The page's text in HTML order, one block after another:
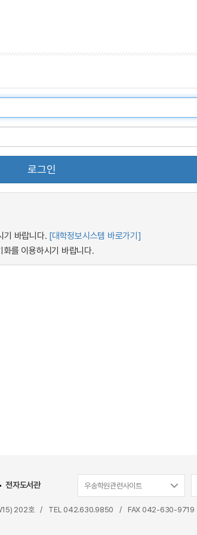
로그인
기 바랍니다. [대학정보시스템 바로가기]
를 이용하시기 바랍니다.
전자도서관 우송학원관련사이트
202호 / TEL 042.630.9850 / FAX 042-630-9719